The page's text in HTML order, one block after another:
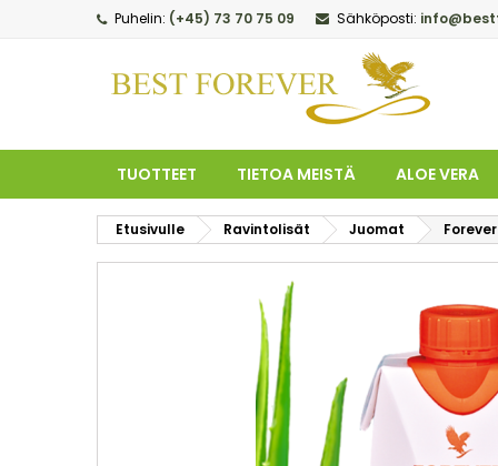
Puhelin: (+45) 73 70 75 09 Sähköposti:
TUOTTEET TIETOA MEISTÄ ALOE VERA
Etusivulle Ravintolisät Juomat